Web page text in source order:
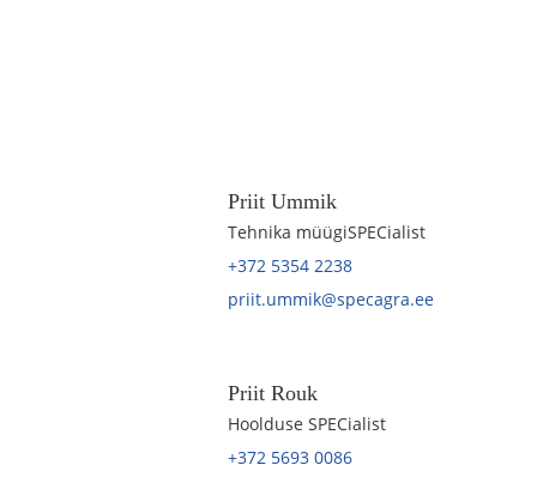
Priit Ummik
Tehnika müügiSPECialist
+372 5354 2238
priit.ummik@specagra.ee
Priit Rouk
Hoolduse SPECialist
+372 5693 0086